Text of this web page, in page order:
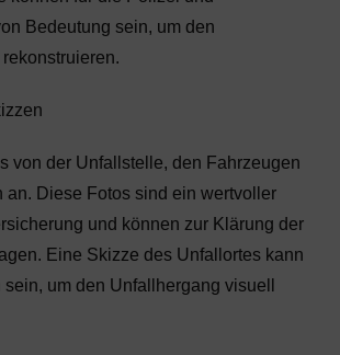
Bedeutung sein, um den
von der Unfallstelle, den Fahrzeugen
an. Diese Fotos sind ein wertvoller
und können zur Klärung der
Eine Skizze des Unfallortes kann
um den Unfallhergang visuell